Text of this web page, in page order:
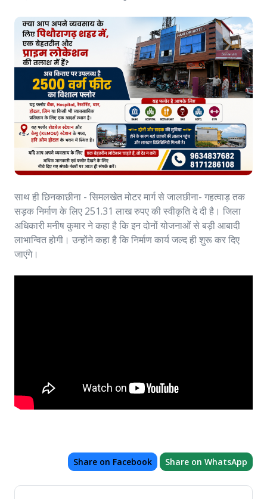
साथ ही छिनकाछीना - सिमलखेत मोटर मार्ग से जालछीना- गहत्वाड़ तक
सड़क निर्माण के लिए 251.31 लाख रुपए की स्वीकृति दे दी है। जिला
अधिकारी मनीष कुमार ने कहा है कि इन दोनों योजनाओं से बड़ी आबादी
लाभान्वित होगी। उन्होंने कहा है कि निर्माण कार्य जल्द ही शुरू कर दिए
जाएंगे।
Share on Facebook Share on WhatsApp